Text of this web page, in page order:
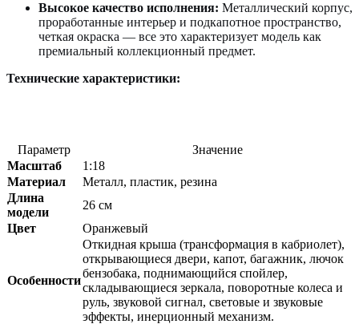
Высокое качество исполнения: Металлический корпус,
проработанные интерьер и подкапотное пространство,
четкая окраска — все это характеризует модель как
премиальный коллекционный предмет.
Технические характеристики:
Параметр
Значение
Масштаб
1:18
Материал
Металл, пластик, резина
Длина
модели
26 см
Цвет
Оранжевый
Особенности
Откидная крыша (трансформация в кабриолет),
открывающиеся двери, капот, багажник, лючок
бензобака, поднимающийся спойлер,
складывающиеся зеркала, поворотные колеса и
руль, звуковой сигнал, световые и звуковые
эффекты, инерционный механизм.